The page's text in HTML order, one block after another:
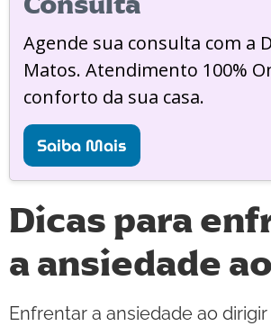
Agende sua consulta com a
Matos. Atendimento 100%
conforto da sua casa.
Saiba Mais
Dicas para
a ansiedade
Enfrentar a ansiedade ao